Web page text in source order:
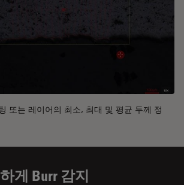
또는 레이어의 최소, 최대 및 평균 두께 정
게 Burr 감지